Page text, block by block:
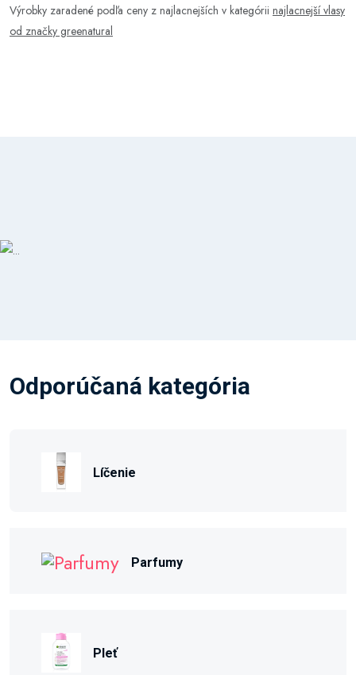
Výrobky zaradené podľa ceny z najlacnejších v kategórii najlacnejší vlasy
od značky greenatural
Odporúčaná kategória
Líčenie
Parfumy
Pleť